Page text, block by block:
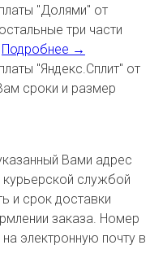
"Долями" от
три части
Подробнее →
"Яндекс.Сплит" от
сроки и размер
Вами адрес
курьерской службой
и срок доставки
заказа. Номер
электронную почту в